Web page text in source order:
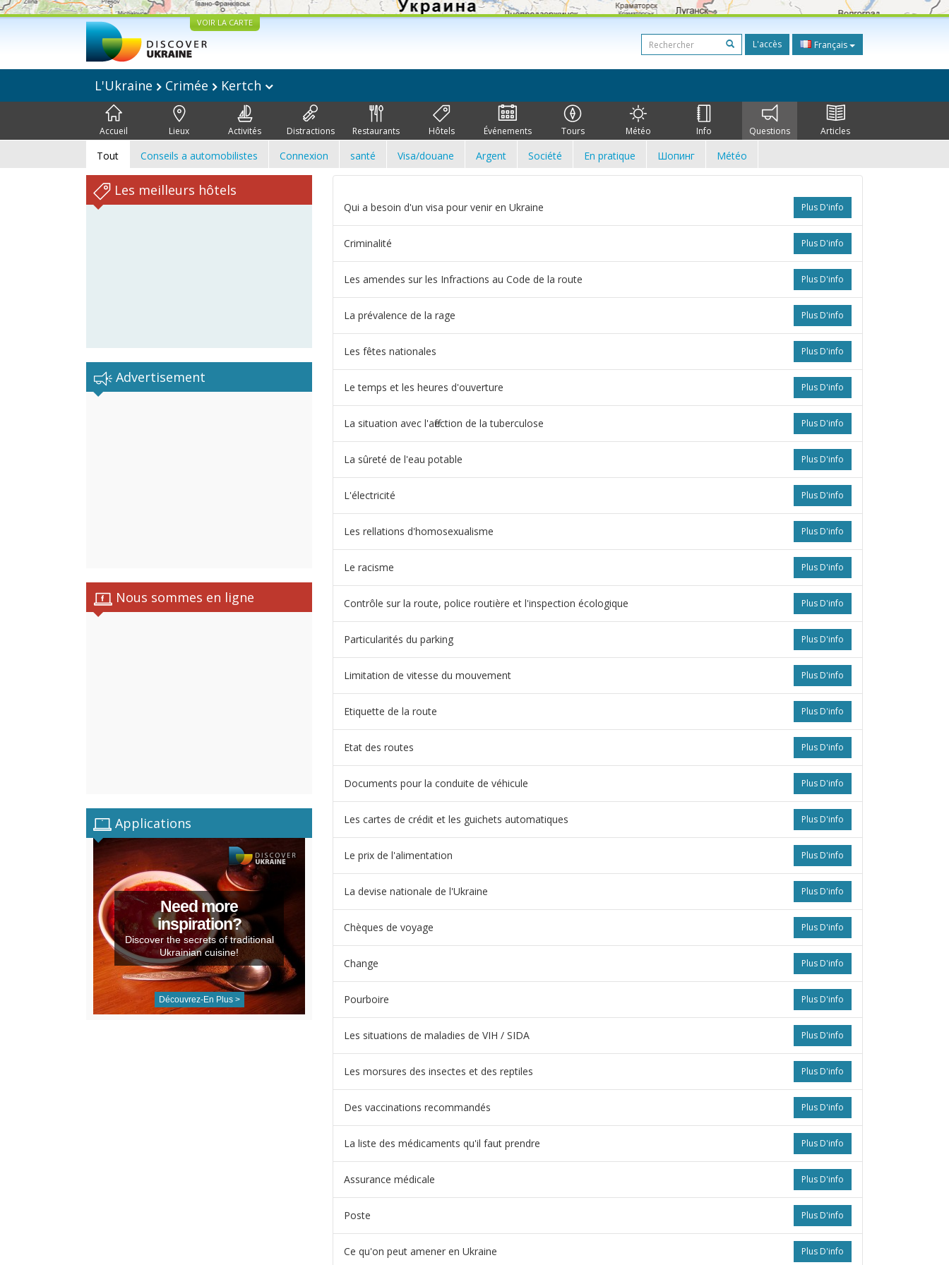
VOIR LA CARTE
L'accès Français
L'Ukraine Crimée Kertch
Accueil Lieux Activités Distractions Restaurants Hôtels Événements Tours Météo Info Questions Articles
Tout Conseils a automobilistes Connexion santé Visa/douane Argent Société En pratique Шопинг Météo
Les meilleurs hôtels
Advertisement
Nous sommes en ligne
Applications
Need more
inspiration?
Discover the secrets of traditional
Ukrainian cuisine!
Découvrez-En Plus >
Plus D'info
Qui a besoin d'un visa pour venir en Ukraine
Plus D'info
Criminalité
Plus D'info
Les amendes sur les Infractions au Code de la route
Plus D'info
La prévalence de la rage
Plus D'info
Les fêtes nationales
Plus D'info
Le temps et les heures d'ouverture
Plus D'info
La situation avec l'affection de la tuberculose
Plus D'info
La sûreté de l'eau potable
Plus D'info
L'électricité
Plus D'info
Les rellations d'homosexualisme
Plus D'info
Le racisme
Plus D'info
Contrôle sur la route, police routière et l'inspection écologique
Plus D'info
Particularités du parking
Plus D'info
Limitation de vitesse du mouvement
Plus D'info
Etiquette de la route
Plus D'info
Etat des routes
Plus D'info
Documents pour la conduite de véhicule
Plus D'info
Les cartes de crédit et les guichets automatiques
Plus D'info
Le prix de l'alimentation
Plus D'info
La devise nationale de l'Ukraine
Plus D'info
Сhèques de voyage
Plus D'info
Change
Plus D'info
Pourboire
Plus D'info
Les situations de maladies de VIH / SIDA
Plus D'info
Les morsures des insectes et des reptiles
Plus D'info
Des vaccinations recommandés
Plus D'info
La liste des médicaments qu'il faut prendre
Plus D'info
Assurance médicale
Plus D'info
Poste
Plus D'info
Ce qu'on peut amener en Ukraine